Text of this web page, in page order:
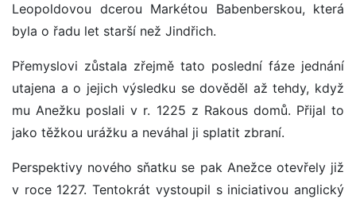
Leopoldovou dcerou Markétou Babenberskou, která
byla o řadu let starší než Jindřich.
Přemyslovi zůstala zřejmě tato poslední fáze jednání
utajena a o jejich výsledku se dověděl až tehdy, když
mu Anežku poslali v r. 1225 z Rakous domů. Přijal to
jako těžkou urážku a neváhal ji splatit zbraní.
Perspektivy nového sňatku se pak Anežce otevřely již
v roce 1227. Tentokrát vystoupil s iniciativou anglický